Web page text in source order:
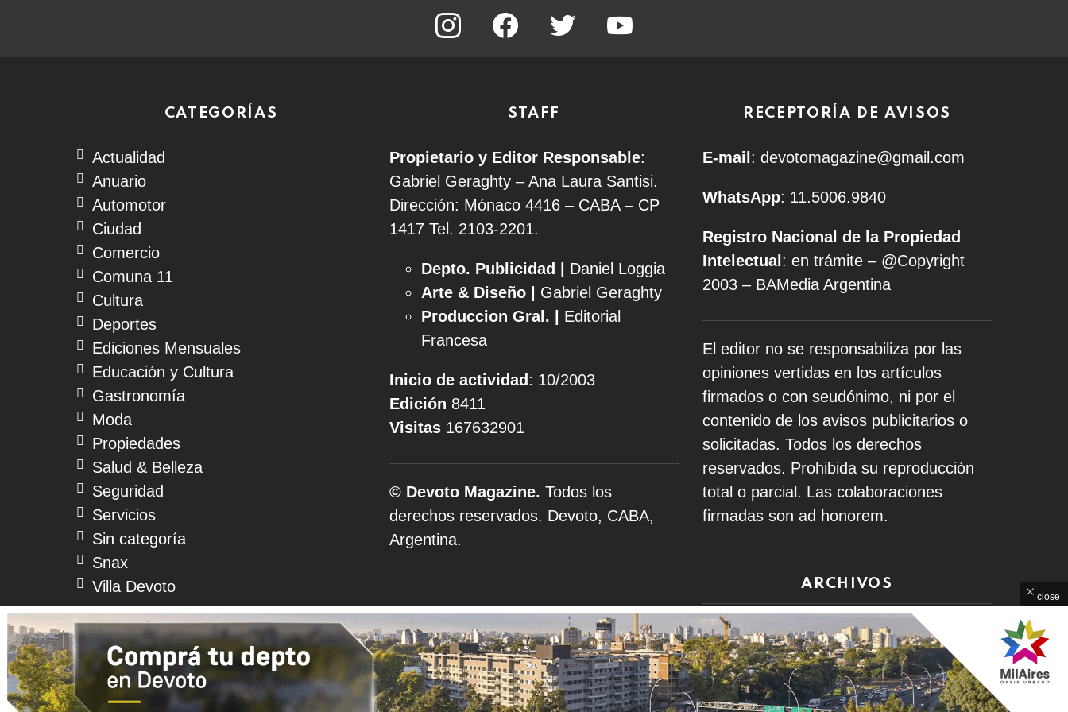
instagram facebook twitter
CATEGORÍAS
Actualidad
Anuario
Automotor
Ciudad
Comercio
Comuna 11
Cultura
Deportes
Ediciones Mensuales
Educación y Cultura
Gastronomía
Moda
Propiedades
Salud & Belleza
Seguridad
Servicios
Sin categoría
Snax
Villa Devoto
STAFF
Propietario y Editor Responsable:
Gabriel Geraghty – Ana Laura Santisi.
Dirección: Mónaco 4416 – CABA – CP
1417 Tel. 2103-2201.
Depto. Publicidad |
Daniel Loggia
Arte & Diseño | Gabriel Geraghty
Produccion Gral. |
Editorial
Francesa
Inicio de actividad : 10/2003
Edición 8411
Visitas 167632901
© Devoto Magazine. Todos los
derechos reservados. Devoto, CABA,
Argentina.
RECEPTORÍA DE AVISOS
E-mail : devotomagazine@gmail.com
WhatsApp: 11.5006.9840
Registro Nacional de la Propiedad
Intelectual : en trámite – @Copyright
2003 – BAMedia Argentina
El editor no se responsabiliza por las
opiniones vertidas en los artículos
firmados o con seudónimo, ni por el
contenido de los avisos publicitarios o
solicitadas. Todos los derechos
reservados. Prohibida su reproducción
total o parcial. Las colaboraciones
firmadas son ad honorem.
ARCHIVOS
Archivos
close